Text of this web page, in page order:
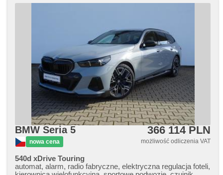
BMW Seria 5
nowa cena
366 114 PLN
możliwość odliczenia VAT
540d xDrive Touring
automat, alarm, radio fabryczne, elektryczna regulacja foteli,